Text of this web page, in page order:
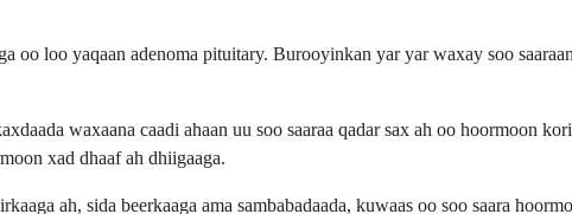
loo yaqaan adenoma pituitary. Burooyinkan yar yar waxay soo
waxaana caadi ahaan uu soo saaraa qadar sax ah oo hoormoon
xad dhaaf ah dhiigaaga.
ah, sida beerkaaga ama sambabadaada, kuwaas oo soo saara